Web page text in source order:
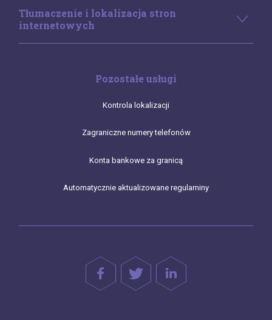
Tłumaczenie i lokalizacja stron
internetowych
Pozostałe usługi
Kontrola lokalizacji
Zagraniczne numery telefonów
Konta bankowe za granicą
Automatycznie aktualizowane regulaminy